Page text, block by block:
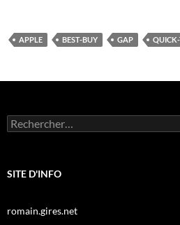
APPLE BEST-BUY GAP
Rechercher :
SITE D'INFO
romain.gires.net